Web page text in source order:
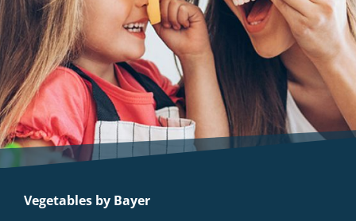
Vegetables by Bayer